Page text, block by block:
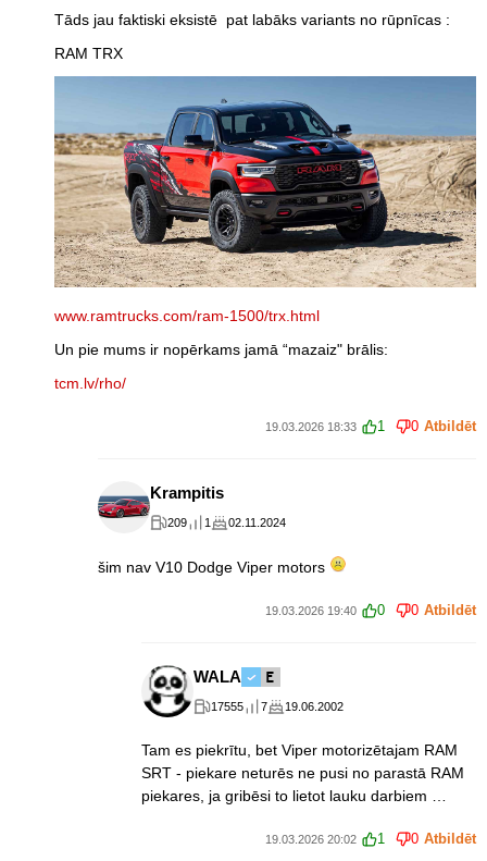
Tāds jau faktiski eksistē pat labāks variants no rūpnīcas :
RAM TRX
www.ramtrucks.com/ram-1500/trx.html
Un pie mums ir nopērkams jamā “mazaiz" brālis:
tcm.lv/rho/
19.03.2026 18:33 1 0 Atbildēt
Krampitis
209 1 02.11.2024
šim nav V10 Dodge Viper motors
19.03.2026 19:40 0 0 Atbildēt
WALA
17555 7 19.06.2002
Tam es piekrītu, bet Viper motorizētajam RAM
SRT - piekare neturēs ne pusi no parastā RAM
piekares, ja gribēsi to lietot lauku darbiem …
19.03.2026 20:02 1 0 Atbildēt